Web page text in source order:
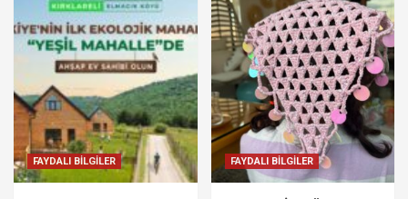
FAYDALI BİLGİLER FAYDALI BİLGİLER